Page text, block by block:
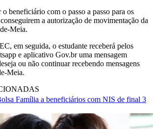
beneficiário com o passo a passo para os
a autorização de movimentação da
Meia.
em seguida, o estudante receberá pelos
e aplicativo Gov.br uma mensagem
ou não continuar recebendo mensagens
Meia.
Família a beneficiários com NIS de final 3